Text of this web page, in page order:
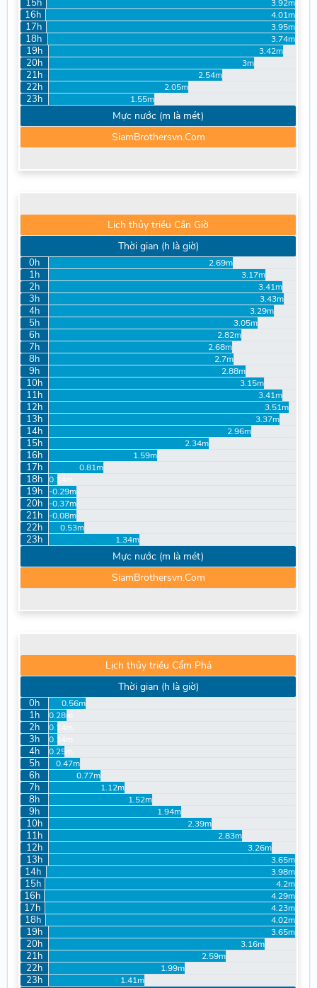
15h 3.92m
16h 4.01m
17h 3.95m
18h 3.74m
19h 3.42m
20h 3m
21h 2.54m
22h 2.05m
23h 1.55m
Mực nước (m là mét)
SiamBrothersvn.Com
Lịch thủy triều Cần Giờ
Thời gian (h là giờ)
0h 2.69m
1h 3.17m
2h 3.41m
3h 3.43m
4h 3.29m
5h 3.05m
6h 2.82m
7h 2.68m
8h 2.7m
9h 2.88m
10h 3.15m
11h 3.41m
12h 3.51m
13h 3.37m
14h 2.96m
15h 2.34m
16h 1.59m
17h 0.81m
18h 0.14m
19h -0.29m
20h -0.37m
21h -0.08m
22h 0.53m
23h 1.34m
Mực nước (m là mét)
SiamBrothersvn.Com
Lịch thủy triều Cẩm Phả
Thời gian (h là giờ)
0h 0.56m
1h 0.28m
2h 0.14m
3h 0.14m
4h 0.25m
5h 0.47m
6h 0.77m
7h 1.12m
8h 1.52m
9h 1.94m
10h 2.39m
11h 2.83m
12h 3.26m
13h 3.65m
14h 3.98m
15h 4.2m
16h 4.29m
17h 4.23m
18h 4.02m
19h 3.65m
20h 3.16m
21h 2.59m
22h 1.99m
23h 1.41m